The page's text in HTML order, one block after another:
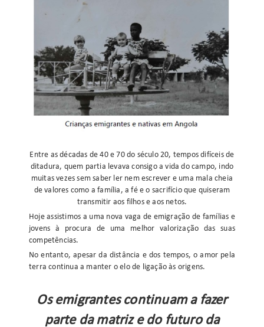
Entre as décadas de 40 e 70 do século 20, tempos difíceis de
ditadura, quem partia levava consigo a vida do campo, indo
muitas vezes sem saber ler nem escrever e uma mala cheia
de valores como a família, a fé e o sacrifício que quiseram
transmitir aos filhos e aos netos.
Hoje assistimos a uma nova vaga de emigração de famílias e
jovens à procura de uma melhor valorização das suas
competências.
No entanto, apesar da distância e dos tempos, o amor pela
terra continua a manter o elo de ligação às origens.
Os emigrantes continuam a fazer
parte da matriz e do futuro da